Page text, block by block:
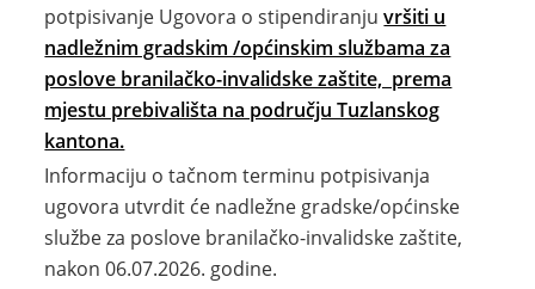
potpisivanje Ugovora o stipendiranjuvršiti u
nadležnim gradskim /općinskim službama za
poslove branilačko-invalidske zaštite, prema
mjestu prebivališta na području Tuzlanskog
kantona.
Informaciju o tačnom terminu potpisivanja
ugovora utvrdit će nadležne gradske/općinske
službe za poslove branilačko-invalidske zaštite,
nakon 06.07.2026. godine.